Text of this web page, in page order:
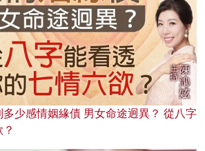
少感情姻緣債 男女命途迥異？ 從八字